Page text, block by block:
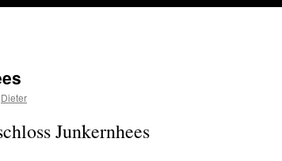
Dieter
Junkernhees